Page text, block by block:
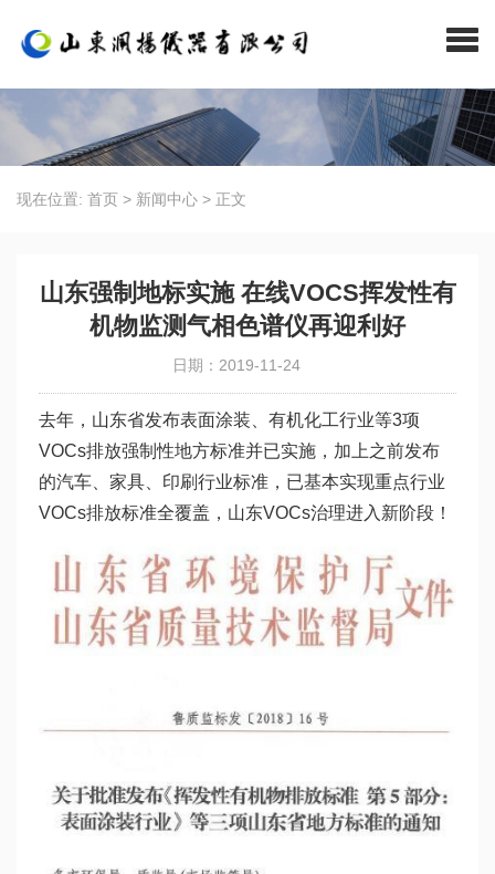
现在位置: 首页 > 新闻中心 > 正文
山东强制地标实施 在线VOCS挥发性有
机物监测气相色谱仪再迎利好
日期：2019-11-24
去年，山东省发布表面涂装、有机化工行业等3项
VOCs排放强制性地方标准并已实施，加上之前发布
的汽车、家具、印刷行业标准，已基本实现重点行业
VOCs排放标准全覆盖，山东VOCs治理进入新阶段！